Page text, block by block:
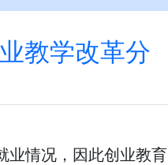
教学改革分
业情况，因此创业教育